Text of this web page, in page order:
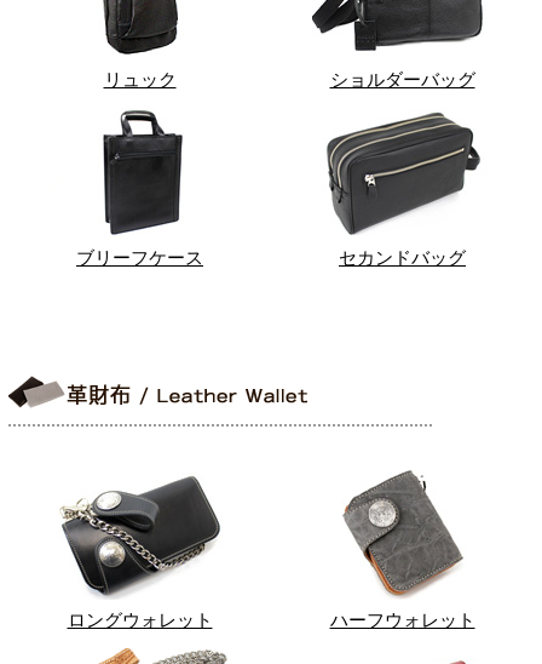
リュック ショルダーバッグ
ブリーフケース セカンドバッグ
ロングウォレット ハーフウォレット